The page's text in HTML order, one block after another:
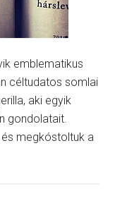
emblematikus
céltudatos somlai
aki egyik
gondolatait.
és megkóstoltuk a